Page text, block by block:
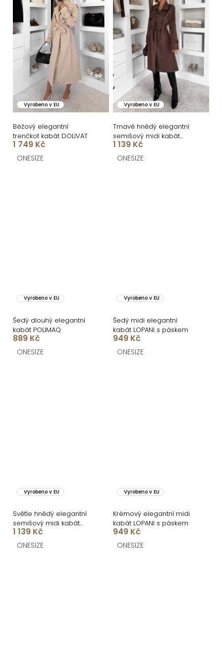
Vyrobeno v EU
Béžový elegantní
trenčkot kabát DOLIVAT
1 749 Kč
ONESIZE
Vyrobeno v EU
Tmavě hnědý elegantní
semišový midi kabát
AERISCA
1 139 Kč
ONESIZE
Vyrobeno v EU
Šedý dlouhý elegantní
kabát POLIMAQ
889 Kč
ONESIZE
Vyrobeno v EU
Šedý midi elegantní
kabát LOPANI s páskem
949 Kč
ONESIZE
Vyrobeno v EU
Světle hnědý elegantní
semišový midi kabát
AERISCA
1 139 Kč
ONESIZE
Vyrobeno v EU
Krémový elegantní midi
kabát LOPANI s páskem
949 Kč
ONESIZE